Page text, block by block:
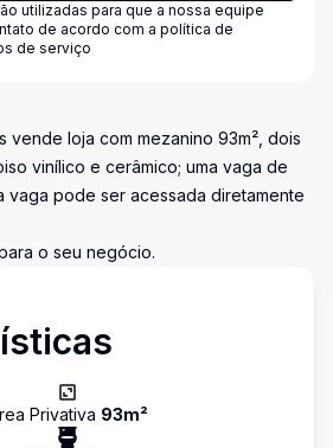
utilizadas para que a nossa equipe
de acordo com a política de
de serviço
vende loja com mezanino 93m², dois
vinílico e cerâmico; uma vaga de
vaga pode ser acessada diretamente
o seu negócio.
Privativa 93m²